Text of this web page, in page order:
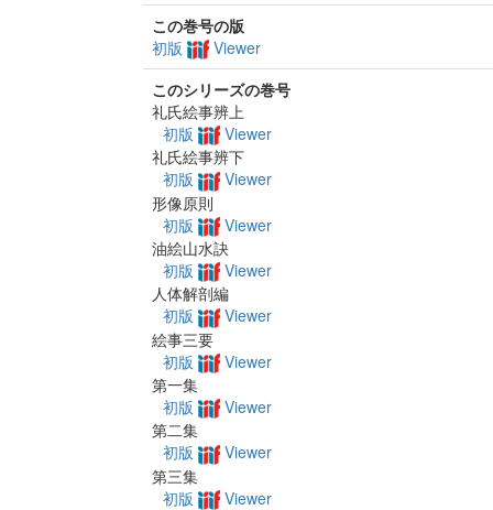
この巻号の版
初版
Viewer
このシリーズの巻号
礼氏絵事辨上
初版
Viewer
礼氏絵事辨下
初版
Viewer
形像原則
初版
Viewer
油絵山水訣
初版
Viewer
人体解剖編
初版
Viewer
絵事三要
初版
Viewer
第一集
初版
Viewer
第二集
初版
Viewer
第三集
初版
Viewer